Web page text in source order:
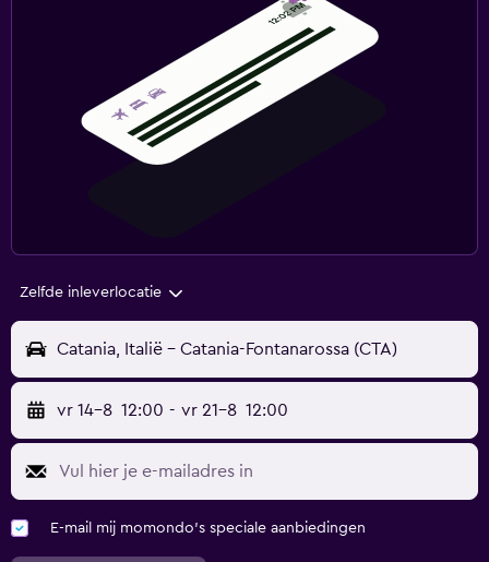
Zelfde inleverlocatie
Catania, Italië - Catania-Fontanarossa (CTA)
vr 14-8 12:00 - vr 21-8 12:00
E-mail mij momondo's speciale aanbiedingen